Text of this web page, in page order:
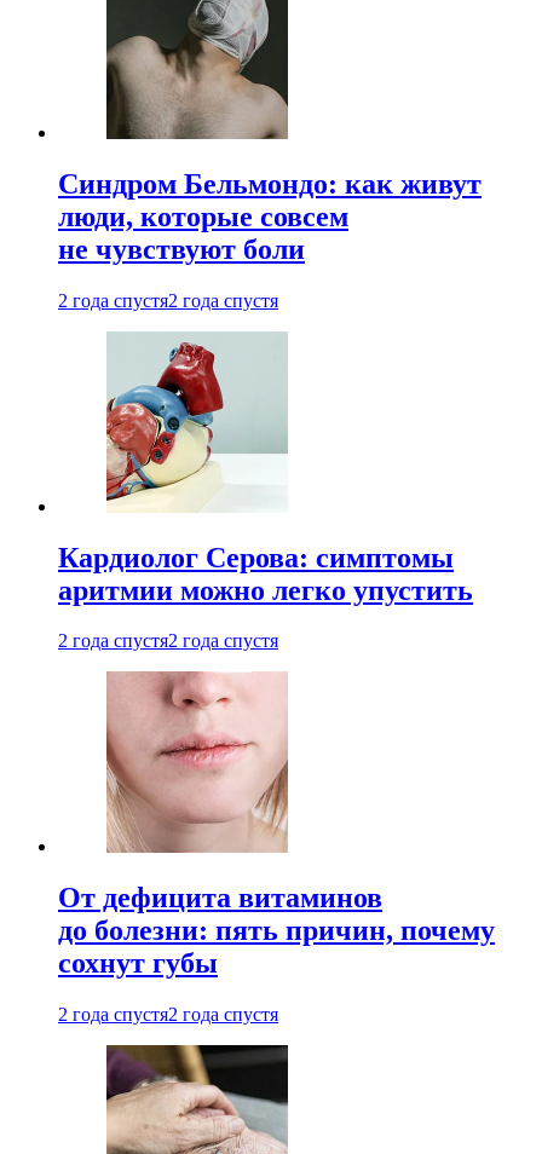
Синдром Бельмондо: как живут
люди, которые совсем
не чувствуют боли
2 года спустя2 года спустя
Кардиолог Серова: симптомы
аритмии можно легко упустить
2 года спустя2 года спустя
От дефицита витаминов
до болезни: пять причин, почему
сохнут губы
2 года спустя2 года спустя